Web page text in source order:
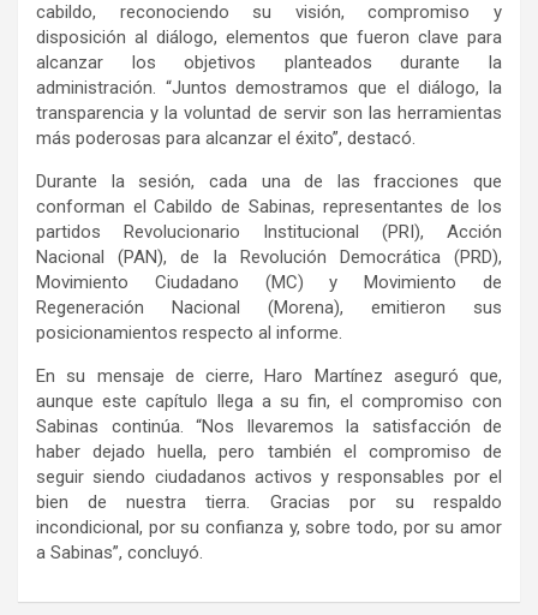
cabildo, reconociendo su visión, compromiso y
disposición al diálogo, elementos que fueron clave para
alcanzar los objetivos planteados durante la
administración. “Juntos demostramos que el diálogo, la
transparencia y la voluntad de servir son las herramientas
más poderosas para alcanzar el éxito”, destacó.
Durante la sesión, cada una de las fracciones que
conforman el Cabildo de Sabinas, representantes de los
partidos Revolucionario Institucional (PRI), Acción
Nacional (PAN), de la Revolución Democrática (PRD),
Movimiento Ciudadano (MC) y Movimiento de
Regeneración Nacional (Morena), emitieron sus
posicionamientos respecto al informe.
En su mensaje de cierre, Haro Martínez aseguró que,
aunque este capítulo llega a su fin, el compromiso con
Sabinas continúa. “Nos llevaremos la satisfacción de
haber dejado huella, pero también el compromiso de
seguir siendo ciudadanos activos y responsables por el
bien de nuestra tierra. Gracias por su respaldo
incondicional, por su confianza y, sobre todo, por su amor
a Sabinas”, concluyó.